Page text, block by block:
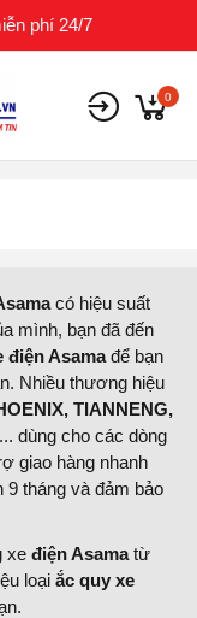
phí 24/7
0
có hiệu suất
mình, bạn đã đến
điện Asamađể bạn
Nhiều thương hiệu
TIANNENG,
dùng cho các dòng
giao hàng nhanh
9 tháng và đảm bảo
xe điện Asamatừ
loại ắc quy xe